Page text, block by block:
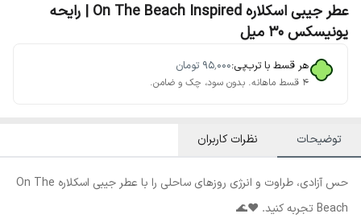
عطر جیبی اسکلاره On The Beach Inspired | رایحه
یونیسکس ۳۰ میل
هر قسط با ترب‌پی:۹۵٬۰۰۰ تومان
۴ قسط ماهانه. بدون سود، چک و ضامن.
توضیحات نظرات کاربران
حس آزادی، طراوت و انرژی روزهای ساحلی را با عطر جیبی اسکلاره On The
Beach تجربه کنید. ❤️🌊